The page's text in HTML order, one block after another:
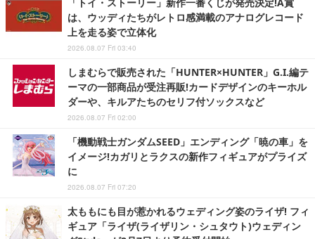
は、ウッディたちがレトロ感満載のアナログレコード
上を走る姿で立体化
2026.08.07 Fri 03:40
しまむらで販売された「HUNTER×HUNTER」G.I.編テ
ーマの一部商品が受注再販!カードデザインのキーホル
ダーや、キルアたちのセリフ付ソックスなど
2026.08.07 Fri 02:00
「機動戦士ガンダムSEED」エンディング「暁の車」を
イメージ!カガリとラクスの新作フィギュアがプライズ
に
2026.08.07 Fri 07:20
太ももにも目が惹かれるウェディング姿のライザ! フィ
ギュア「ライザ(ライザリン・シュタウト)ウェディン